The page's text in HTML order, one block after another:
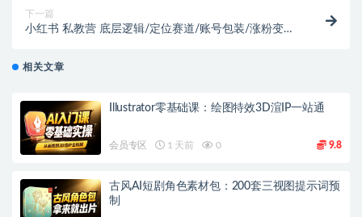
下一篇
小红书 私教营 底层逻辑/定位赛道/账号包装/涨粉变现/
相关文章
Illustrator零基础课：绘图特效3D渲IP一站通
会员专区 1 天前 0 9.8
古风AI短剧角色素材包：200套三视图提示词预
制